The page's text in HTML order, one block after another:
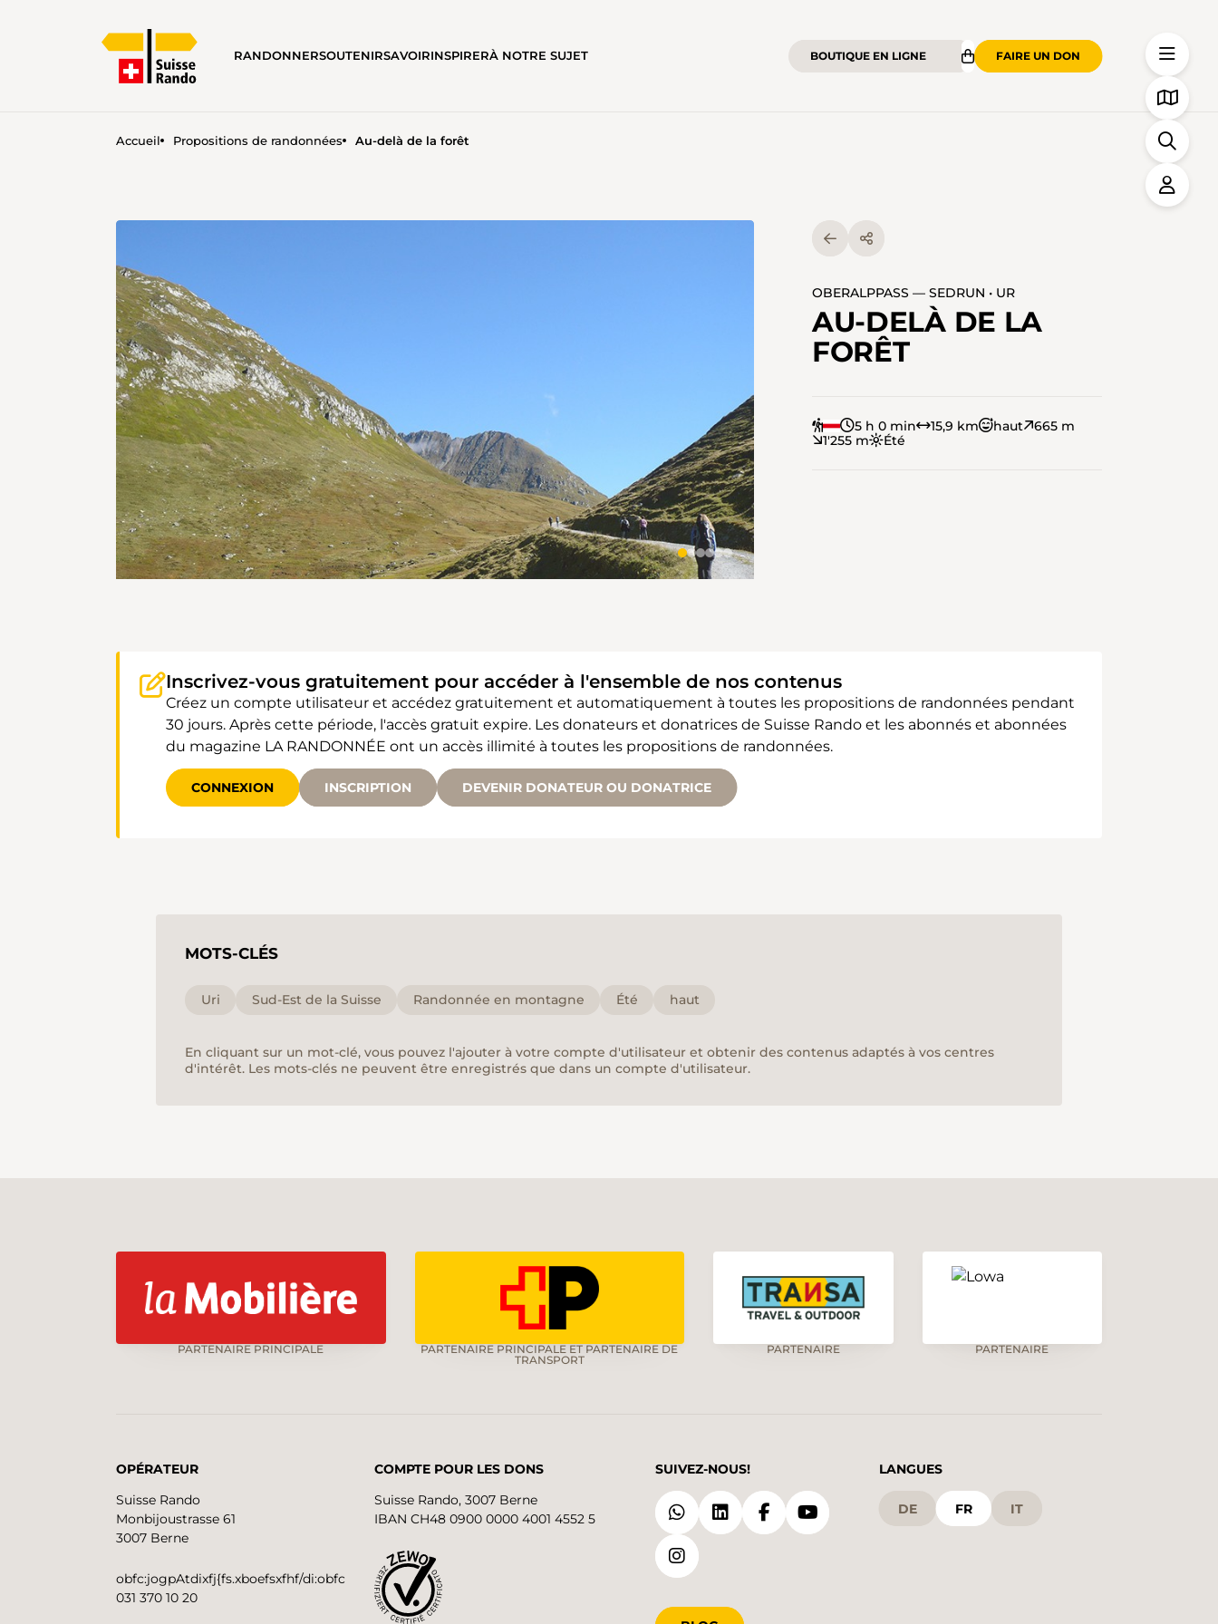
RANDONNERSOUTENIRSAVOIRINSPIRERÀ NOTRE SUJET BOUTIQUE EN LIGNE FAIRE UN DON
Accueil Propositions de randonnées Au-delà de la forêt
OBERALPPASS — SEDRUN • UR
AU-DELÀ DE LA
FORÊT
5 h 0 min 15,9 km haut
665 m
1'255 m
Été
Inscrivez-vous gratuitement pour accéder à l'ensemble de nos contenus
Créez un compte utilisateur et accédez gratuitement et automatiquement à toutes les propositions de randonnées pendant
30 jours. Après cette période, l'accès gratuit expire. Les donateurs et donatrices de Suisse Rando et les abonnés et abonnées
du magazine LA RANDONNÉE ont un accès illimité à toutes les propositions de randonnées.
CONNEXION INSCRIPTION DEVENIR DONATEUR OU DONATRICE
MOTS-CLÉS
Uri Sud-Est de la Suisse Randonnée en montagne Été haut
En cliquant sur un mot-clé, vous pouvez l'ajouter à votre compte d'utilisateur et obtenir des contenus adaptés à vos centres
d'intérêt. Les mots-clés ne peuvent être enregistrés que dans un compte d'utilisateur.
PARTENAIRE PRINCIPALE
PARTENAIRE PRINCIPALE ET PARTENAIRE DE
TRANSPORT
PARTENAIRE PARTENAIRE
OPÉRATEUR
Suisse Rando
Monbijoustrasse 61
3007 Berne
obfc:jogpAtdixfj{fs.xboefsxfhf/di:obfc
031 370 10 20
COMPTE POUR LES DONS
Suisse Rando, 3007 Berne
IBAN CH48 0900 0000 4001 4552 5
SUIVEZ-NOUS! LANGUES
DE FR IT